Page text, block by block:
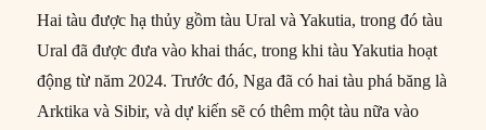
Hai tàu được hạ thủy gồm tàu Ural và Yakutia, trong đó tàu
Ural đã được đưa vào khai thác, trong khi tàu Yakutia hoạt
động từ năm 2024. Trước đó, Nga đã có hai tàu phá băng là
Arktika và Sibir, và dự kiến sẽ có thêm một tàu nữa vào